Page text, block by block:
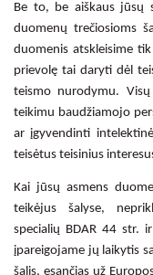
Be to, be aiškaus jūsų
duomenų trečiosioms
duomenis atskleisime
prievolę tai daryti dėl
teismo nurodymu.
teikimu baudžiamojo
ar įgyvendinti
teisėtus teisinius
Kai jūsų asmens
teikėjus šalyse,
specialių BDAR 44 str.
įpareigojame jų laikytis
šalis, esančias už